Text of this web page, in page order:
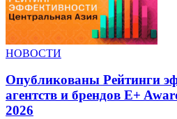
НОВОСТИ
Опубликованы Рейтинги
агентств и брендов E+
2026